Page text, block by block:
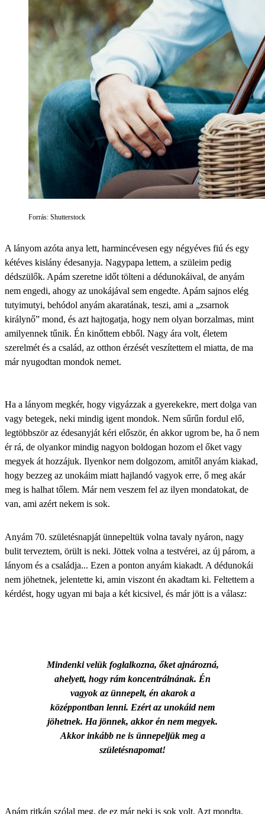
Forrás: Shutterstock
A lányom azóta anya lett, harmincévesen egy négyéves fiú és egy
kétéves kislány édesanyja. Nagypapa lettem, a szüleim pedig
dédszülők. Apám szeretne időt tölteni a dédunokáival, de anyám
nem engedi, ahogy az unokájával sem engedte. Apám sajnos elég
tutyimutyi, behódol anyám akaratának, teszi, ami a „zsarnok
királynő” mond, és azt hajtogatja, hogy nem olyan borzalmas, mint
amilyennek tűnik. Én kinőttem ebből. Nagy ára volt, életem
szerelmét és a család, az otthon érzését veszítettem el miatta, de ma
már nyugodtan mondok nemet.
Ha a lányom megkér, hogy vigyázzak a gyerekekre, mert dolga van
vagy betegek, neki mindig igent mondok. Nem sűrűn fordul elő,
legtöbbször az édesanyját kéri először, én akkor ugrom be, ha ő nem
ér rá, de olyankor mindig nagyon boldogan hozom el őket vagy
megyek át hozzájuk. Ilyenkor nem dolgozom, amitől anyám kiakad,
hogy bezzeg az unokáim miatt hajlandó vagyok erre, ő meg akár
meg is halhat tőlem. Már nem veszem fel az ilyen mondatokat, de
van, ami azért nekem is sok.
Anyám 70. születésnapját ünnepeltük volna tavaly nyáron, nagy
bulit terveztem, örült is neki. Jöttek volna a testvérei, az új párom, a
lányom és a családja... Ezen a ponton anyám kiakadt. A dédunokái
nem jöhetnek, jelentette ki, amin viszont én akadtam ki. Feltettem a
kérdést, hogy ugyan mi baja a két kicsivel, és már jött is a válasz:
Mindenki velük foglalkozna, őket ajnározná,
ahelyett, hogy rám koncentrálnának. Én
vagyok az ünnepelt, én akarok a
középpontban lenni. Ezért az unokáid nem
jöhetnek. Ha jönnek, akkor én nem megyek.
Akkor inkább ne is ünnepeljük meg a
születésnapomat!
Apám ritkán szólal meg, de ez már neki is sok volt. Azt mondta,